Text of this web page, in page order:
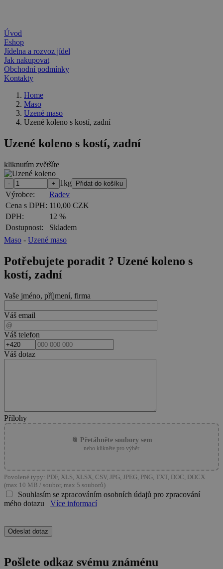
Úvod
Eshop
Jídelna a rozvoz jídel
Jak nakupovat
Obchodní podmínky
Kontakty
Home
Maso
Uzené maso
Uzené koleno s kostí, zadní
Uzené koleno s kostí, zadní
kliknutím zvětšíte
1kg
Výrobce:
Radev
Cena s DPH: 110,00 CZK
DPH:
12 %
Dostupnost:
Skladem
Maso - Uzené maso
Potřebujete poradit ? Uzené koleno s
kostí, zadní
Vaše jméno, příjmení, firma
Váš email
Váš telefon
Váš dotaz
Přílohy
📎 Přetáhněte soubory sem
nebo klikněte pro výběr
Povolené typy: PDF, XLS, XLSX, CSV, JPG, JPEG, PNG, TXT, DOC, DOCX
(max 10 MB / soubor, max 5 souborů)
Souhlasím se zpracováním osobních údajů pro zpracování
mého dotazu
Více informací
Pošlete odkaz svému známénu